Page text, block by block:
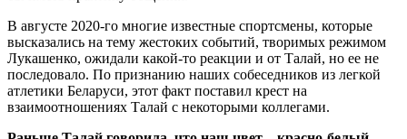
В августе 2020-го многие известные спортсмены, которые
высказались на тему жестоких событий, творимых режимом
Лукашенко, ожидали какой-то реакции и от Талай, но ее не
последовало. По признанию наших собеседников из легкой
атлетики Беларуси, этот факт поставил крест на
взаимоотношениях Талай с некоторыми коллегами.